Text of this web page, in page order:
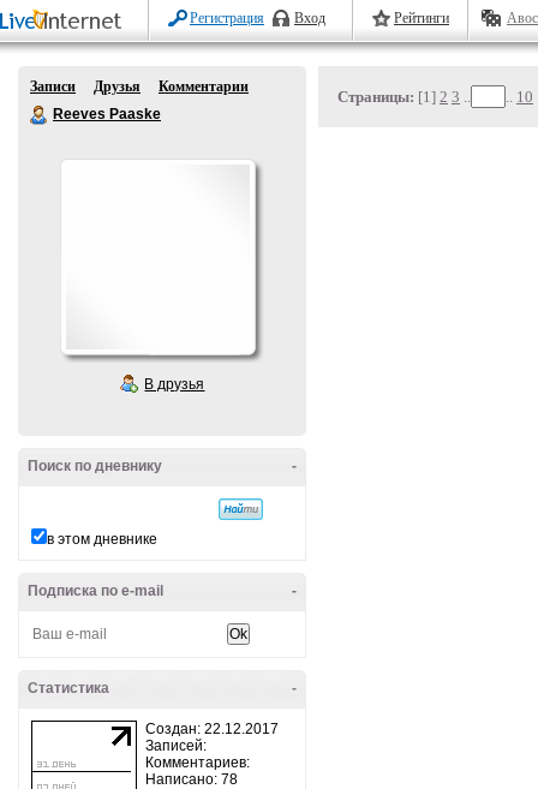
Регистрация Вход Рейтинги
Записи Друзья
Комментарии
Reeves Paaske
В друзья
-
Поиск по дневнику
в этом дневнике
-
Подписка по e-mail
-
Статистика
Создан: 22.12.2017
Записей:
Комментариев:
Написано: 78
Страницы: [1] 2 3 .. .. 10